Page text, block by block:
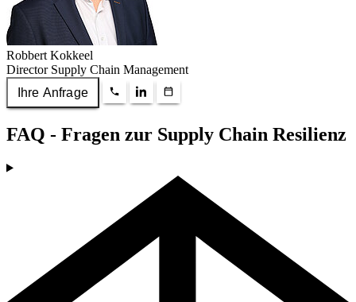
Robbert Kokkeel
Director Supply Chain Management
Ihre Anfrage
FAQ - Fragen zur Supply Chain Resilienz